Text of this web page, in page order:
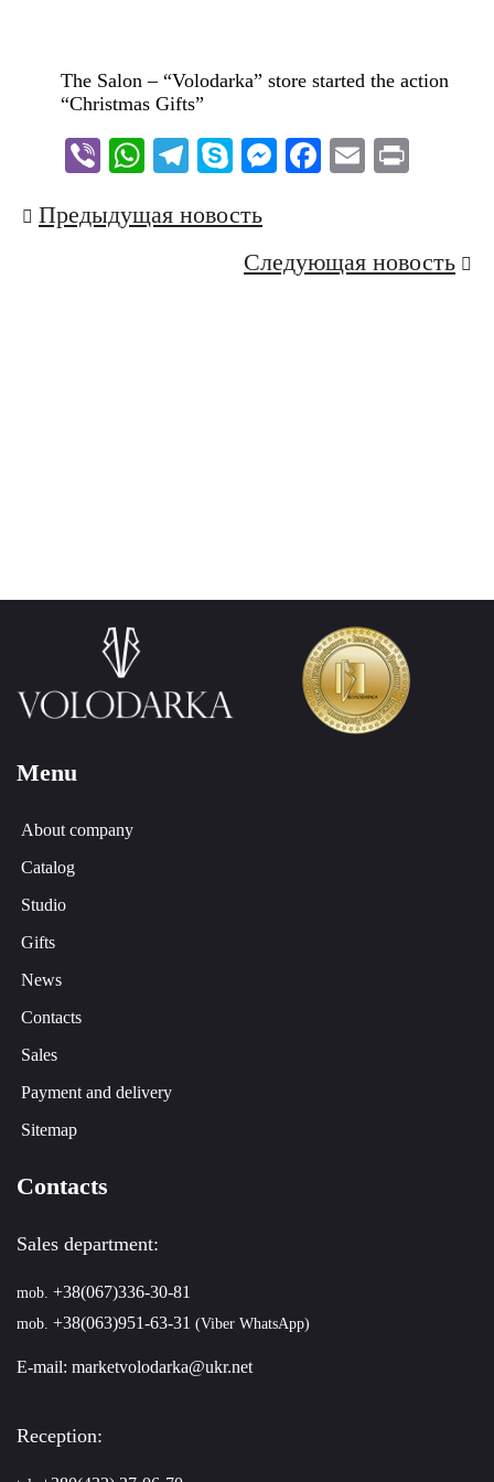
The Salon – “Volodarka” store started the action
“Christmas Gifts”
ViberWhatsApp
Telegram
SkypeMessenger
Facebook
Email
Post
Предыдущая новость
Следующая новость
Menu
About company
Catalog
Studio
Gifts
News
Contacts
Sales
Payment and delivery
Sitemap
Contacts
Sales department:
mob. +38(067)336-30-81
mob. +38(063)951-63-31 (Viber WhatsApp)
E-mail: marketvolodarka@ukr.net
Reception: